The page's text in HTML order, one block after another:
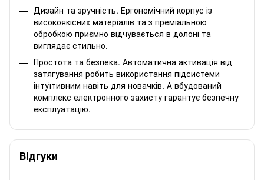
Дизайн та зручність. Ергономічний корпус із
високоякісних матеріалів та з преміальною
обробкою приємно відчувається в долоні та
виглядає стильно.
Простота та безпека. Автоматична активація від
затягування робить використання підсистеми
інтуїтивним навіть для новачків. А вбудований
комплекс електронного захисту гарантує безпечну
експлуатацію.
Відгуки